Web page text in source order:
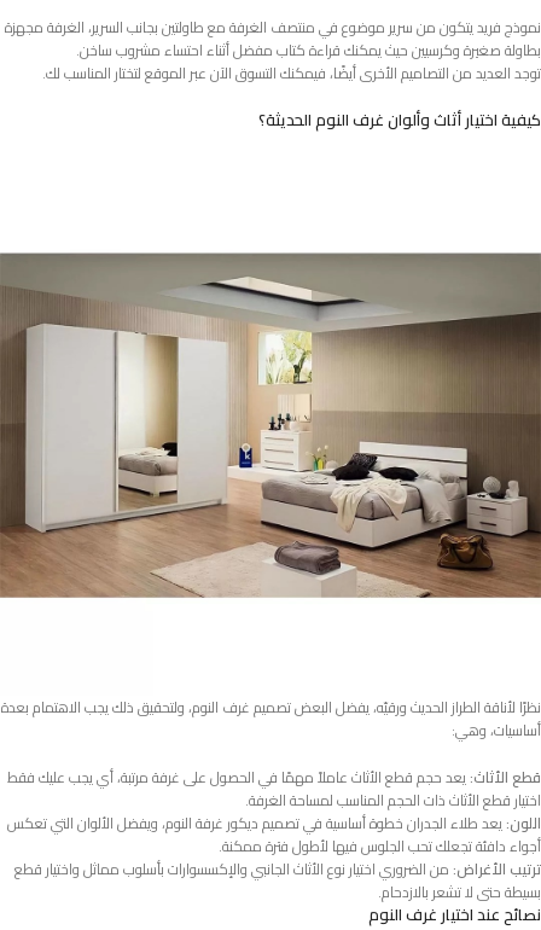
نموذج فريد يتكون من سرير موضوع في منتصف الغرفة مع طاولتين بجانب السرير، الغرفة مجهزة
بطاولة صغيرة وكرسيين حيث يمكنك قراءة كتاب مفضل أثناء احتساء مشروب ساخن.
توجد العديد من التصاميم الأخرى أيضًا، فيمكنك التسوق الآن عبر الموقع لتختار المناسب لك.
كيفية اختيار أثاث وألوان غرف النوم الحديثة؟
نظرًا لأناقة الطراز الحديث ورقيّه، يفضل البعض تصميم غرف النوم، ولتحقيق ذلك يجب الاهتمام بعدة
أساسيات، وهي:
قطع الأثاث: يعد حجم قطع الأثاث عاملاً مهمًا في الحصول على غرفة مرتبة، أي يجب عليك فقط
اختيار قطع الأثاث ذات الحجم المناسب لمساحة الغرفة.
اللون: يعد طلاء الجدران خطوة أساسية في تصميم ديكور غرفة النوم، ويفضل الألوان التي تعكس
أجواء دافئة تجعلك تحب الجلوس فيها لأطول فترة ممكنة.
ترتيب الأغراض: من الضروري اختيار نوع الأثاث الجانبي والإكسسوارات بأسلوب مماثل واختيار قطع
بسيطة حتى لا تشعر بالازدحام.
نصائح عند اختيار غرف النوم